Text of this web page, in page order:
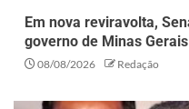
Em nova reviravolta,
governo de Minas Gerais
08/08/2026 Redação